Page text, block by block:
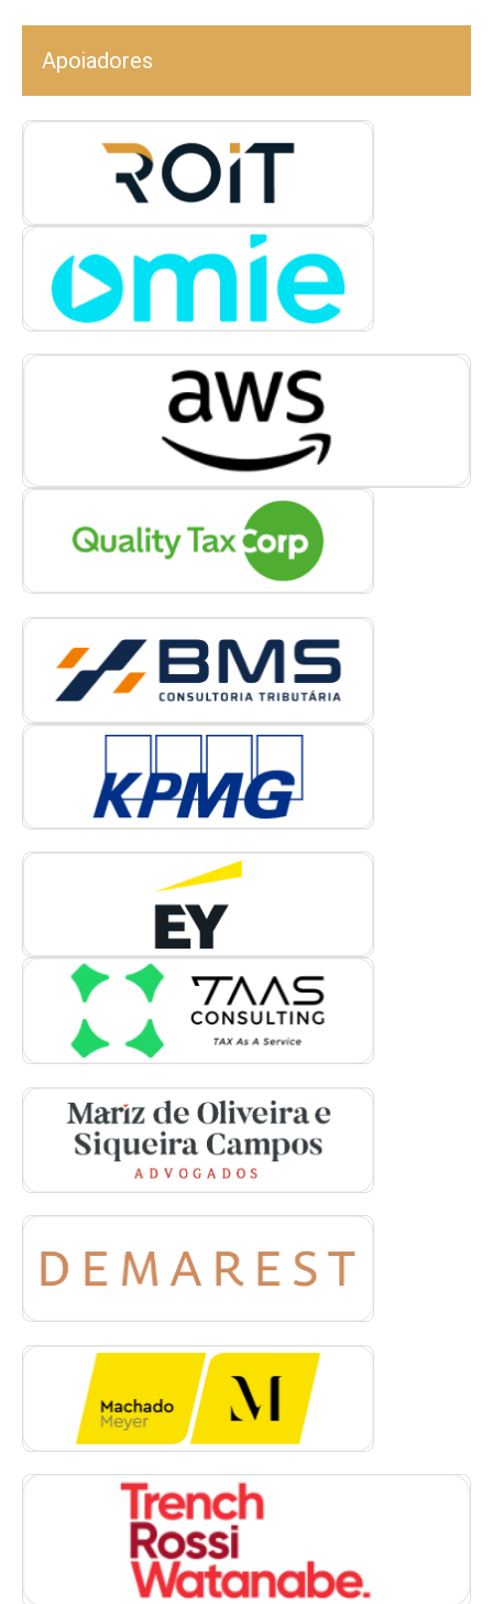
Apoiadores